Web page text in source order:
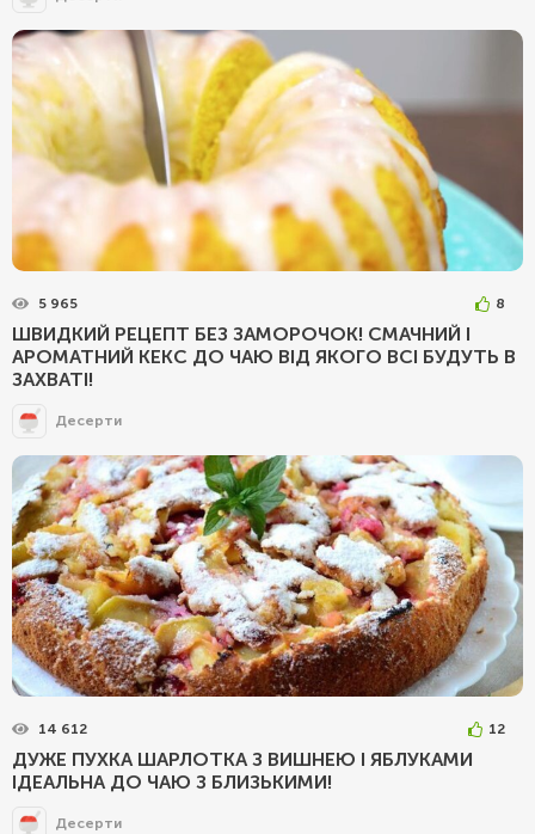
5 965 8
ШВИДКИЙ РЕЦЕПТ БЕЗ ЗАМОРОЧОК! СМАЧНИЙ І
АРОМАТНИЙ КЕКС ДО ЧАЮ ВІД ЯКОГО ВСІ БУДУТЬ В
ЗАХВАТІ!
Десерти
14 612 12
ДУЖЕ ПУХКА ШАРЛОТКА З ВИШНЕЮ І ЯБЛУКАМИ
ІДЕАЛЬНА ДО ЧАЮ З БЛИЗЬКИМИ!
Десерти